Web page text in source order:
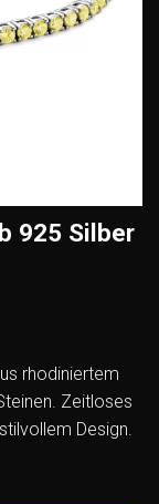
925 Silber
rhodiniertem
Zeitloses
Design.
3mm